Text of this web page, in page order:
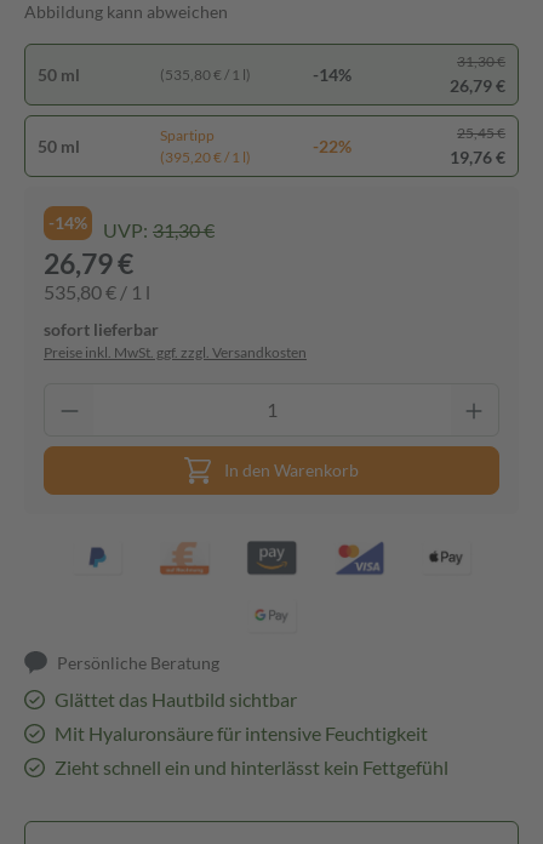
Abbildung kann abweichen
50 ml (535,80 € / 1 l) -14%
31,30 €
26,79 €
50 ml
Spartipp
(395,20 € / 1 l)
-22%
25,45 €
19,76 €
-14% UVP: 31,30 €
26,79 €
535,80 € / 1 l
sofort lieferbar
Preise inkl. MwSt. ggf. zzgl. Versandkosten
In den Warenkorb
Persönliche Beratung
Glättet das Hautbild sichtbar
Mit Hyaluronsäure für intensive Feuchtigkeit
Zieht schnell ein und hinterlässt kein Fettgefühl